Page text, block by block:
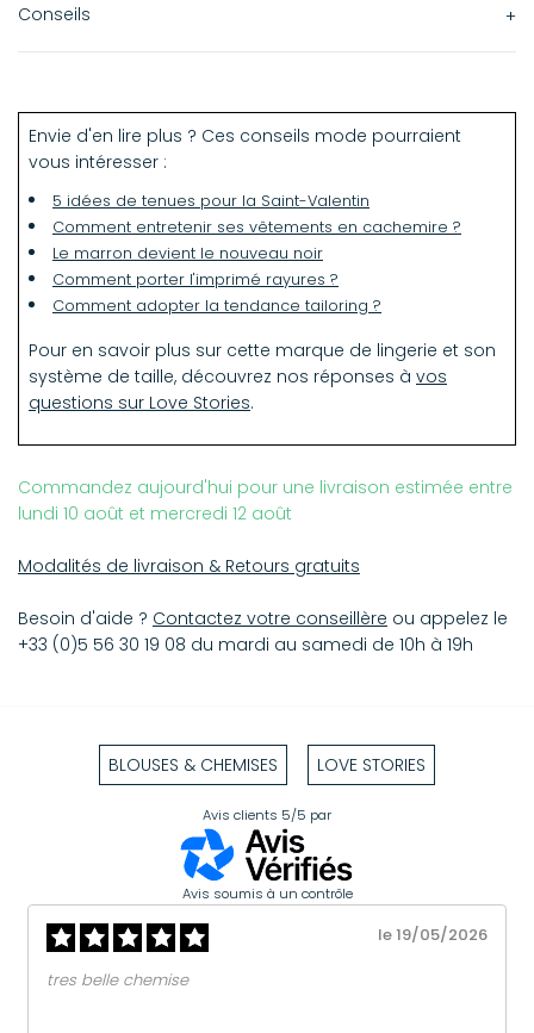
Conseils
pas de sèche-linge, repasser à basse température.
Envie d'en lire plus ? Ces conseils mode pourraient
vous intéresser :
5 idées de tenues pour la Saint-Valentin
Comment entretenir ses vêtements en cachemire ?
Le marron devient le nouveau noir
Comment porter l'imprimé rayures ?
Comment adopter la tendance tailoring ?
Pour en savoir plus sur cette marque de lingerie et son
système de taille, découvrez nos réponses à vos
questions sur Love Stories.
Commandez aujourd'hui pour une livraison estimée entre
lundi 10 août et mercredi 12 août
Modalités de livraison & Retours gratuits
Besoin d'aide ? Contactez votre conseillère ou appelez le
+33 (0)5 56 30 19 08 du mardi au samedi de 10h à 19h
BLOUSES & CHEMISES LOVE STORIES
Avis clients 5/5 par
Avis soumis à un contrôle
le 19/05/2026
tres belle chemise